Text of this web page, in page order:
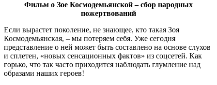
Фильм о Зое Космодемьянской – сбор народных
пожертвований
Если вырастет поколение, не знающее, кто такая Зоя
Космодемьянская, – мы потеряем себя. Уже сегодня
представление о ней может быть составлено на основе слухов
и сплетен, «новых сенсационных фактов» из соцсетей. Как
горько, что так часто приходится наблюдать глумление над
образами наших героев!